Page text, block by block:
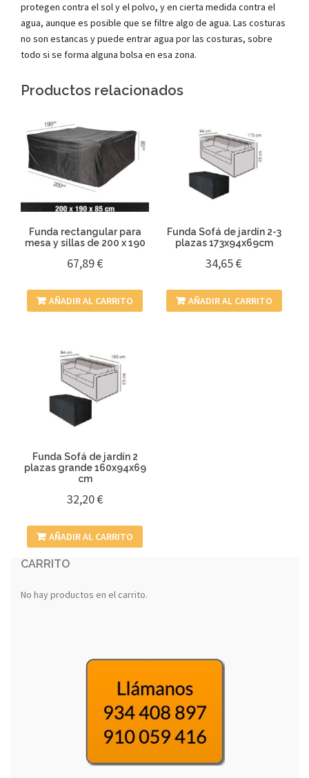
protegen contra el sol y el polvo, y en cierta medida contra el
agua, aunque es posible que se filtre algo de agua. Las costuras
no son estancas y puede entrar agua por las costuras, sobre
todo si se forma alguna bolsa en esa zona.
Productos relacionados
Funda rectangular para
mesa y sillas de 200 x 190
67,89€
AÑADIR AL CARRITO
Funda Sofá de jardín 2-3
plazas 173x94x69cm
34,65€
AÑADIR AL CARRITO
Funda Sofá de jardín 2
plazas grande 160x94x69
cm
32,20€
AÑADIR AL CARRITO
CARRITO
No hay productos en el carrito.